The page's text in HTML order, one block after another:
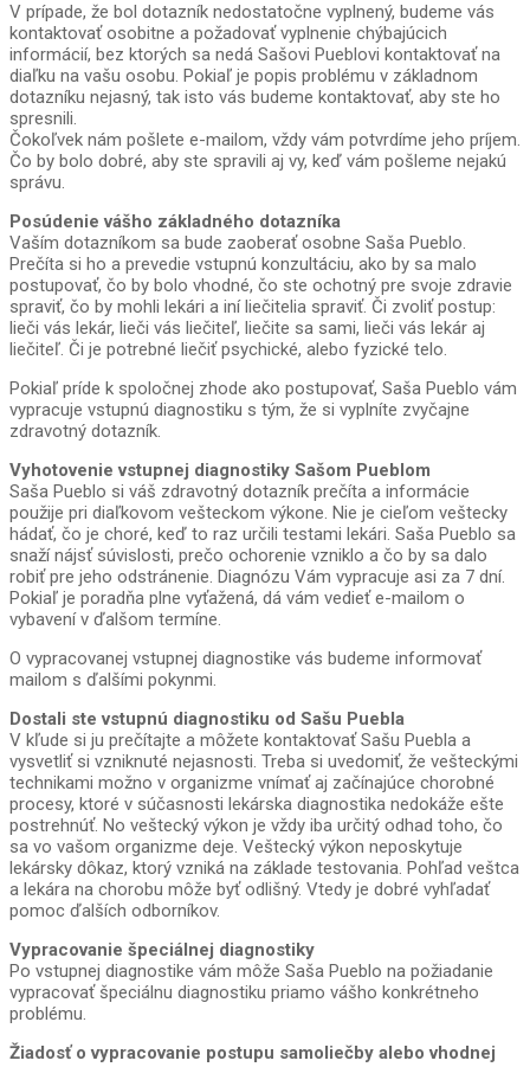
V prípade, že bol dotazník nedostatočne vyplnený, budeme vás
kontaktovať osobitne a požadovať vyplnenie chýbajúcich
informácií, bez ktorých sa nedá Sašovi Pueblovi kontaktovať na
diaľku na vašu osobu. Pokiaľ je popis problému v základnom
dotazníku nejasný, tak isto vás budeme kontaktovať, aby ste ho
spresnili.
Čokoľvek nám pošlete e-mailom, vždy vám potvrdíme jeho príjem.
Čo by bolo dobré, aby ste spravili aj vy, keď vám pošleme nejakú
správu.
Posúdenie vášho základného dotazníka
Vaším dotazníkom sa bude zaoberať osobne Saša Pueblo.
Prečíta si ho a prevedie vstupnú konzultáciu, ako by sa malo
postupovať, čo by bolo vhodné, čo ste ochotný pre svoje zdravie
spraviť, čo by mohli lekári a iní liečitelia spraviť. Či zvoliť postup:
lieči vás lekár, lieči vás liečiteľ, liečite sa sami, lieči vás lekár aj
liečiteľ. Či je potrebné liečiť psychické, alebo fyzické telo.
Pokiaľ príde k spoločnej zhode ako postupovať, Saša Pueblo vám
vypracuje vstupnú diagnostiku s tým, že si vyplníte zvyčajne
zdravotný dotazník.
Vyhotovenie vstupnej diagnostiky Sašom Pueblom
Saša Pueblo si váš zdravotný dotazník prečíta a informácie
použije pri diaľkovom vešteckom výkone. Nie je cieľom veštecky
hádať, čo je choré, keď to raz určili testami lekári. Saša Pueblo sa
snaží nájsť súvislosti, prečo ochorenie vzniklo a čo by sa dalo
robiť pre jeho odstránenie. Diagnózu Vám vypracuje asi za 7 dní.
Pokiaľ je poradňa plne vyťažená, dá vám vedieť e-mailom o
vybavení v ďalšom termíne.
O vypracovanej vstupnej diagnostike vás budeme informovať
mailom s ďalšími pokynmi.
Dostali ste vstupnú diagnostiku od Sašu Puebla
V kľude si ju prečítajte a môžete kontaktovať Sašu Puebla a
vysvetliť si vzniknuté nejasnosti. Treba si uvedomiť, že vešteckými
technikami možno v organizme vnímať aj začínajúce chorobné
procesy, ktoré v súčasnosti lekárska diagnostika nedokáže ešte
postrehnúť. No veštecký výkon je vždy iba určitý odhad toho, čo
sa vo vašom organizme deje. Veštecký výkon neposkytuje
lekársky dôkaz, ktorý vzniká na základe testovania. Pohľad veštca
a lekára na chorobu môže byť odlišný. Vtedy je dobré vyhľadať
pomoc ďalších odborníkov.
Vypracovanie špeciálnej diagnostiky
Po vstupnej diagnostike vám môže Saša Pueblo na požiadanie
vypracovať špeciálnu diagnostiku priamo vášho konkrétneho
problému.
Žiadosť o vypracovanie postupu samoliečby alebo vhodnej